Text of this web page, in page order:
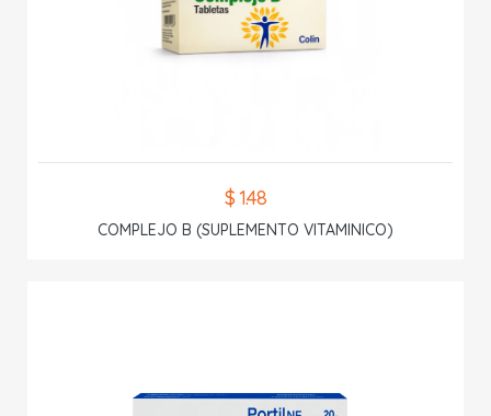
$ 1.48
COMPLEJO B (SUPLEMENTO VITAMINICO)